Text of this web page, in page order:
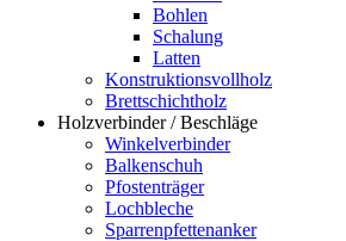
Bohlen
Schalung
Latten
Konstruktionsvollholz
Brettschichtholz
Holzverbinder / Beschläge
Winkelverbinder
Balkenschuh
Pfostenträger
Lochbleche
Sparrenpfettenanker